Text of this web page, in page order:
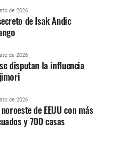
de 2026
de Isak Andic
de 2026
disputan la influencia
de 2026
de EEUU con más
y 700 casas